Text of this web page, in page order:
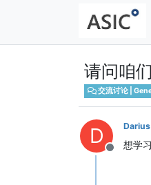
请问咱
交流讨论 |
D
Offline
Darius
想学